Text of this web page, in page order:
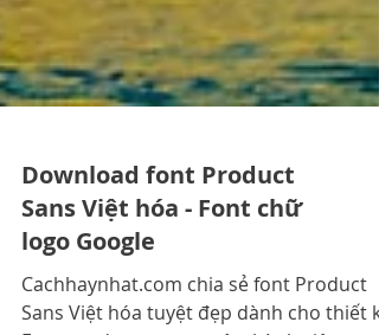
Download font Product
Sans Việt hóa - Font chữ
logo Google